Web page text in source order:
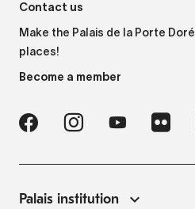
Contact us
Make the Palais de la Porte
places!
Become a member
Palais institution